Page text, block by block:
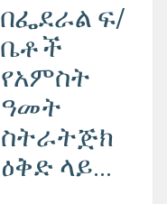
በፌደራል ፍ/
ቤቶች
የአምስት
ዓመት
ስትራትጅክ
ዕቅድ ላይ...